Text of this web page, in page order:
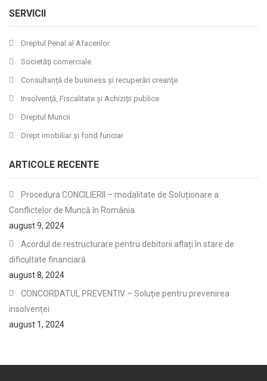
SERVICII
Dreptul Penal al Afacerilor
Societăţi comerciale
Consultanţă de business şi recuperări creanţe
Insolvenţă, Fiscalitate şi Achiziţii publice
Dreptul Muncii
Drept imobiliar şi fond funciar
ARTICOLE RECENTE
Procedura CONCILIERII – modalitate de Soluționare a
Conflictelor de Muncă în România
august 9, 2024
Acordul de restructurare pentru debitorii aflați în stare de
dificultate financiară
august 8, 2024
CONCORDATUL PREVENTIV – Soluție pentru prevenirea
insolvenței
august 1, 2024